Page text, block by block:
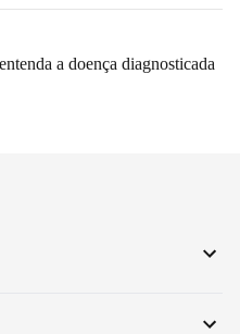
a doença diagnosticada